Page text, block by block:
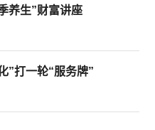
养生”财富讲座
”打一轮“服务牌”